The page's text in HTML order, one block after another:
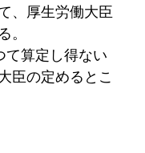
、厚生労働大臣
て算定し得ない
臣の定めるとこ